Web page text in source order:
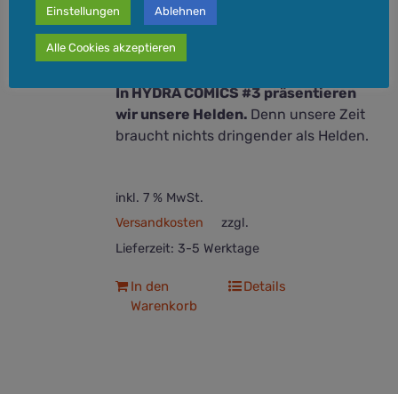
verloren fühlen.
am 15. Dezember 2022.
Comicformat 16,8 x 26 cm, voll in
In HYDRA COMICS #3 präsentieren
wir unsere Helden. Denn unsere Zeit
braucht nichts dringender als Helden.
inkl. 7 % MwSt.
zzgl.
Versandkosten
Lieferzeit: 3-5 Werktage
In den
Warenkorb
Details
Einstellungen Ablehnen
Alle Cookies akzeptieren